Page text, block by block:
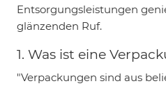
Entsorgungsleistungen
glänzenden Ruf.
1. Was ist eine
"Verpackungen sind aus